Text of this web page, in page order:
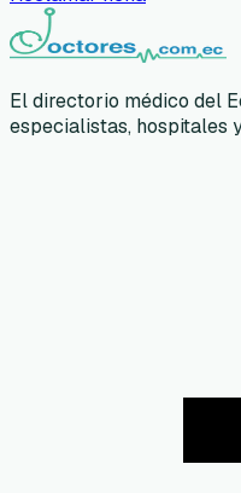
El directorio médico del
especialistas, hospitales